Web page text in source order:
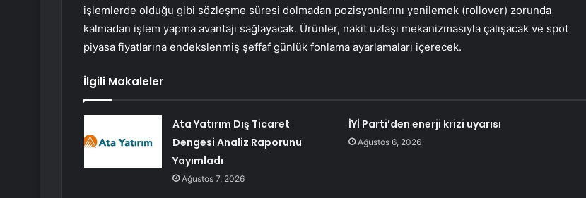
işlemlerde olduğu gibi sözleşme süresi dolmadan pozisyonlarını yenilemek (rollover) zorunda
kalmadan işlem yapma avantajı sağlayacak. Ürünler, nakit uzlaşı mekanizmasıyla çalışacak ve spot
piyasa fiyatlarına endekslenmiş şeffaf günlük fonlama ayarlamaları içerecek.
İlgili Makaleler
Ata Yatırım Dış Ticaret
Dengesi Analiz Raporunu
Yayımladı
Ağustos 7, 2026
İYİ Parti’den enerji krizi uyarısı
Ağustos 6, 2026